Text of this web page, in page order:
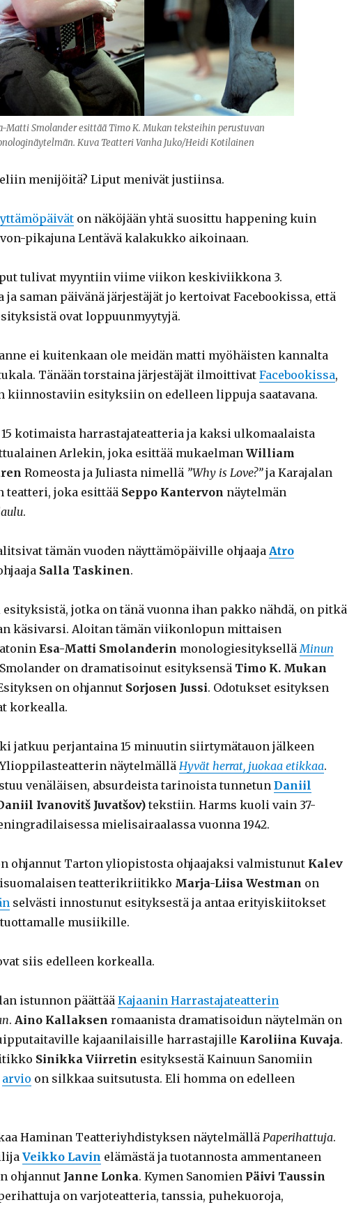
Matti Smolander esittää Timo K. Mukan teksteihin perustuvan
Kuva Teatteri Vanha Juko/Heidi Kotilainen
menijöitä? Liput menivät justiinsa.
on näköjään yhtä suosittu happening kuin
pikajuna Lentävä kalakukko aikoinaan.
tulivat myyntiin viime viikon keskiviikkona 3.
ja saman päivänä järjestäjät jo kertoivat Facebookissa, että
ovat loppuunmyytyjä.
ei kuitenkaan ole meidän matti myöhäisten kannalta
Tänään torstaina järjestäjät ilmoittivat Facebookissa,
kiinnostaviin esityksiin on edelleen lippuja saatavana.
kotimaista harrastajateatteria ja kaksi ulkomaalaista
Arlekin, joka esittää mukaelman William
Romeosta ja Juliasta nimellä ”Why is Love?”ja Karajalan
teatteri, joka esittää Seppo Kantervon näytelmän
.
tämän vuoden näyttämöpäiville ohjaaja Atro
Salla Taskinen.
jotka on tänä vuonna ihan pakko nähdä, on pitkä
käsivarsi. Aloitan tämän viikonlopun mittaisen
Esa-Matti Smolanderin monologiesityksellä Minun
on dramatisoinut esityksensä Timo K. Mukan
on ohjannut Sorjosen Jussi. Odotukset esityksen
korkealla.
jatkuu perjantaina 15 minuutin siirtymätauon jälkeen
näytelmällä Hyvät herrat, juokaa etikkaa.
venäläisen, absurdeista tarinoista tunnetun Daniil
Ivanovitš Juvatšov) tekstiin. Harms kuoli vain 37-
mielisairaalassa vuonna 1942.
ohjannut Tarton yliopistosta ohjaajaksi valmistunut Kalev
teatterikriitikko Marja-Liisa Westman on
selvästi innostunut esityksestä ja antaa erityiskiitokset
musiikille.
siis edelleen korkealla.
istunnon päättää Kajaanin Harrastajateatterin
. Aino Kallaksen romaanista dramatisoidun näytelmän on
kajaanilaisille harrastajille Karoliina Kuvaja.
Sinikka Viirretin esityksestä Kainuun Sanomiin
arvio on silkkaa suitsutusta. Eli homma on edelleen
Haminan Teatteriyhdistyksen näytelmällä Paperihattuja.
Veikko Lavin elämästä ja tuotannosta ammentaneen
ohjannut Janne Lonka. Kymen Sanomien Päivi Taussin
on varjoteatteria, tanssia, puhekuoroja,